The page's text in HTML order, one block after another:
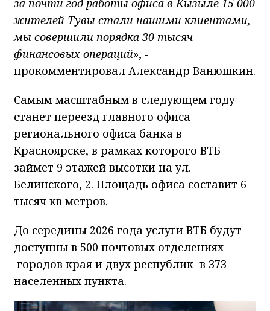
жителей Тувы стали нашими клиентами,
мы совершили порядка 30 тысяч
финансовых операций», -
прокомментировал Александр Ванюшкин.
Самым масштабным в следующем году
станет переезд главного офиса
регионального офиса банка в
Красноярске, в рамках которого ВТБ
займет 9 этажей высотки на ул.
Белинского, 2. Площадь офиса составит 6
тысяч кв метров.
До середины 2026 года услуги ВТБ будут
доступны в 500 почтовых отделениях
городов края и двух республик в 373
населенных пункта.